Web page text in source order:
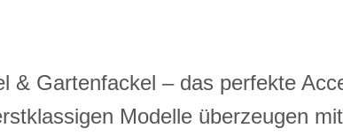
& Gartenfackel – das perfekte
Modelle überzeugen mit